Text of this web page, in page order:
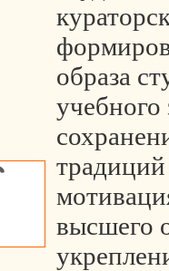
образа
учебного
традиций
высшего